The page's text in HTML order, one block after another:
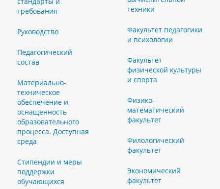
требования
Руководство
Педагогический
состав
Материально-
техническое
обеспечение и
оснащенность
образовательного
процесса. Доступная
среда
Стипендии и меры
поддержки
обучающихся
техники
Факультет педагогики
и психологии
Факультет
физической культуры
и спорта
Физико-
математический
факультет
Филологический
факультет
Экономический
факультет